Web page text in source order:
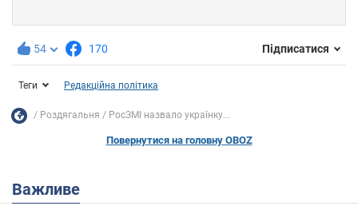
54 170 Підписатися
Теги Редакційна політика
Роздягальня РосЗМІ назвало українку...
Повернутися на головну OBOZ
Важливе